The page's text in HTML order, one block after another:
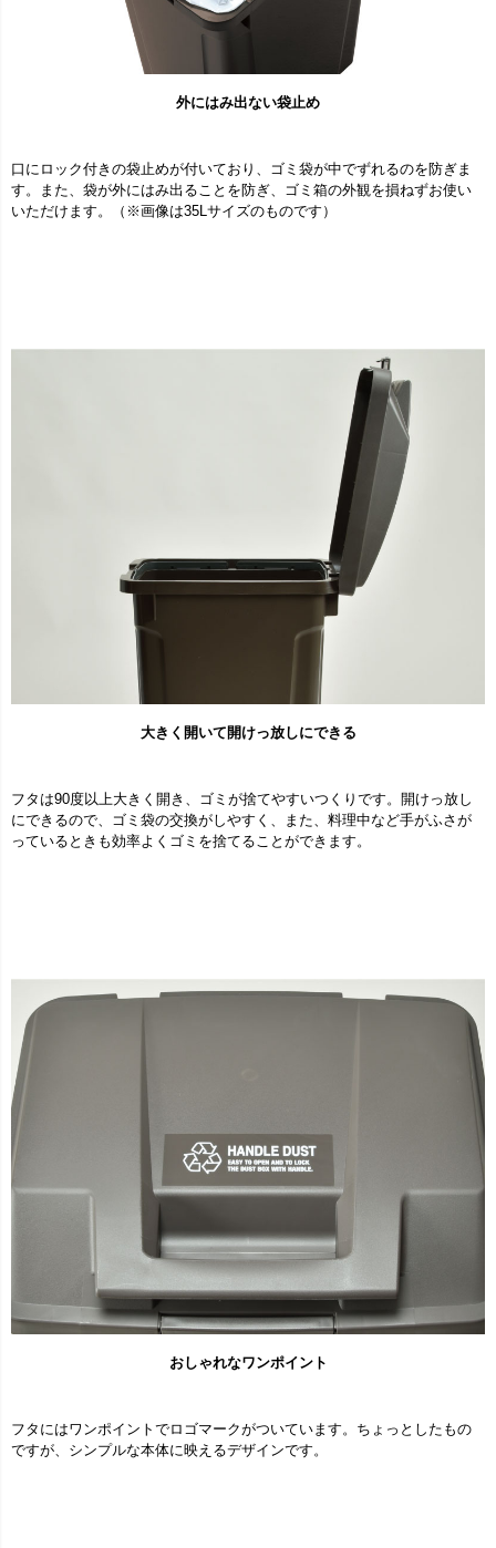
外にはみ出ない袋止め
口にロック付きの袋止めが付いており、ゴミ袋が中でずれるのを防ぎま
す。また、袋が外にはみ出ることを防ぎ、ゴミ箱の外観を損ねずお使い
いただけます。（※画像は35Lサイズのものです）
大きく開いて開けっ放しにできる
フタは90度以上大きく開き、ゴミが捨てやすいつくりです。開けっ放し
にできるので、ゴミ袋の交換がしやすく、また、料理中など手がふさが
っているときも効率よくゴミを捨てることができます。
おしゃれなワンポイント
フタにはワンポイントでロゴマークがついています。ちょっとしたもの
ですが、シンプルな本体に映えるデザインです。